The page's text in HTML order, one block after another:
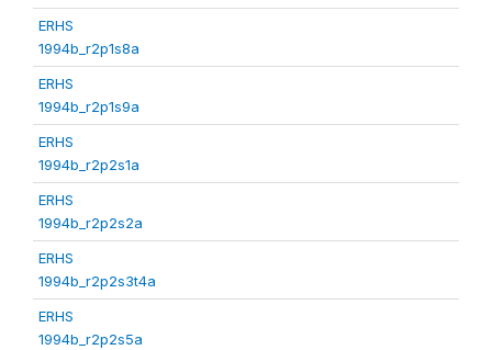
ERHS
1994b_r2p1s8a
ERHS
1994b_r2p1s9a
ERHS
1994b_r2p2s1a
ERHS
1994b_r2p2s2a
ERHS
1994b_r2p2s3t4a
ERHS
1994b_r2p2s5a